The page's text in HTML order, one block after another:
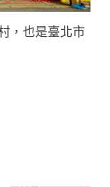
，也是臺北市